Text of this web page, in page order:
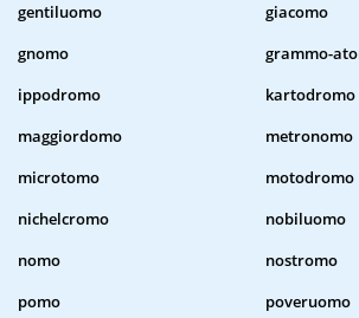
gentiluomo
giacomo
gnomo
grammo-
ippodromo
kartodromo
maggiordomo
metronomo
microtomo
motodromo
nichelcromo
nobiluomo
nomo
nostromo
pomo
poveruomo